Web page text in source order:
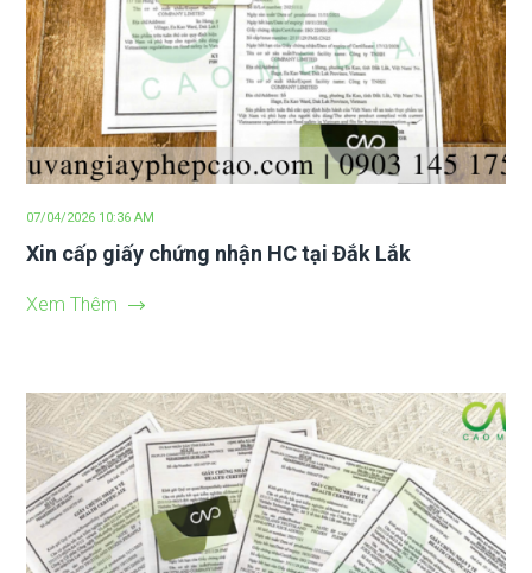
07/04/2026 10:36 AM
Xin cấp giấy chứng nhận HC tại Đắk Lắk
Xem Thêm